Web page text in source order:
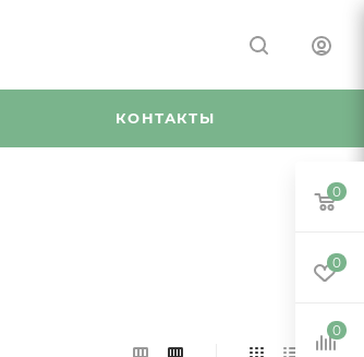
КОНТАКТЫ
0
0
0